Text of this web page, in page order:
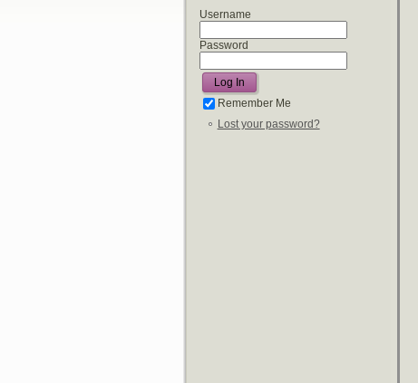
Username
Password
Remember Me
Lost your password?